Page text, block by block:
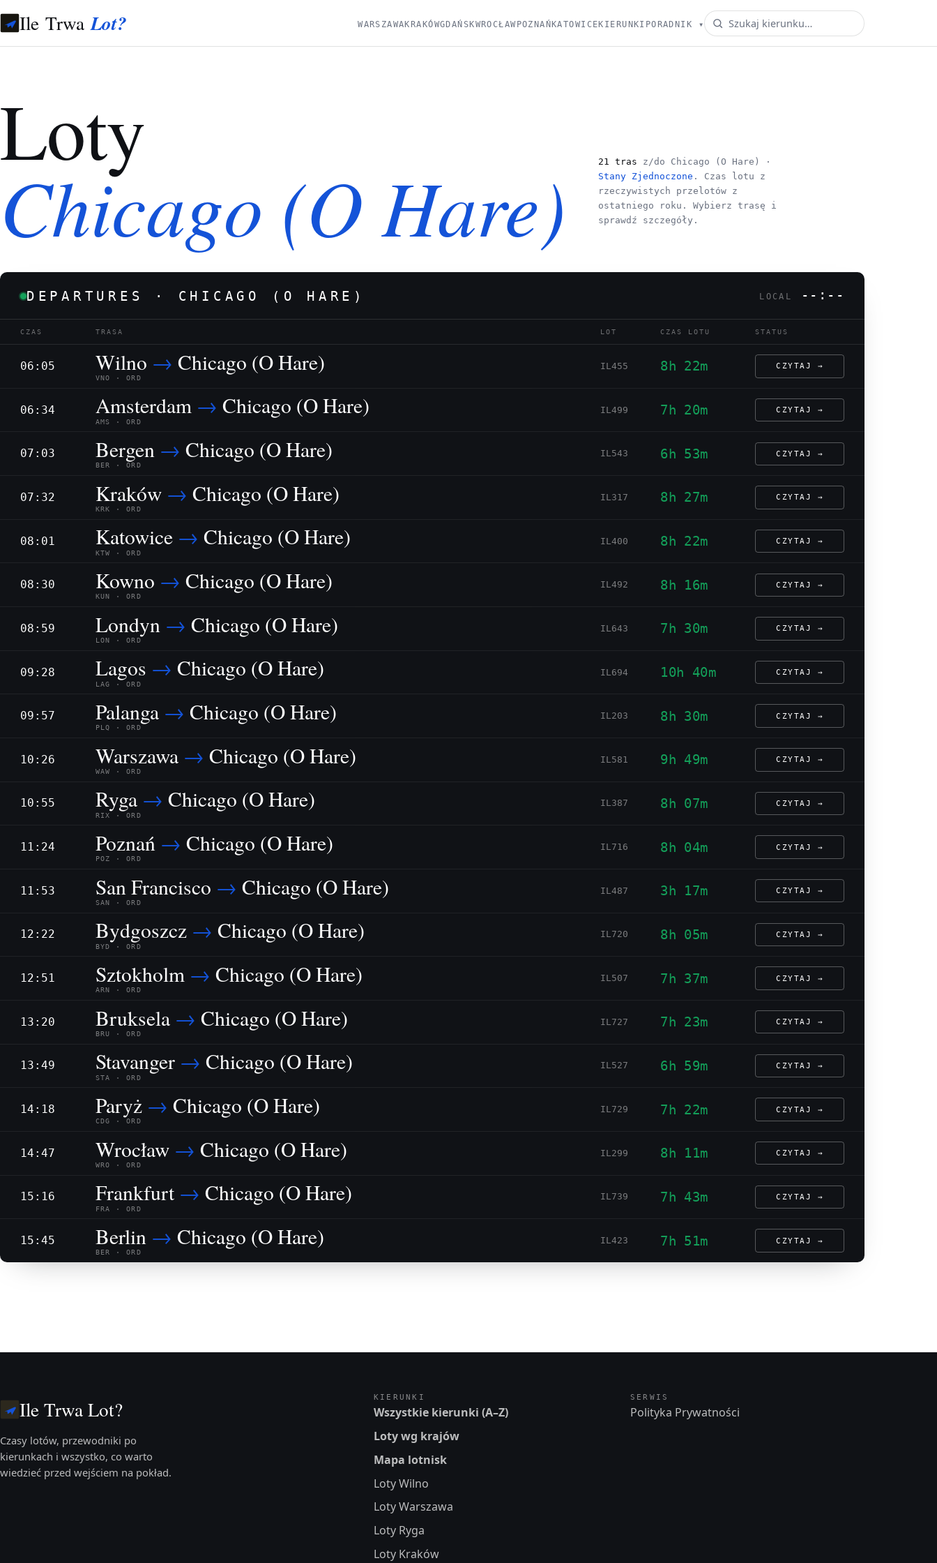
Ile TrwaLot? WARSZAWAKRAKÓWGDAŃSKWROCŁAW POZNAŃKATOWICEKIERUNKI PORADNIK ▾
Loty
Chicago (O Hare) 21 tras z/do Chicago (O Hare) ·
Stany Zjednoczone . Czas lotu z
rzeczywistych przelotów z
ostatniego roku. Wybierz trasę i
sprawdź szczegóły.
DEPARTURES · CHICAGO (O HARE) LOCAL --:--
CZAS TRASA LOT CZAS LOTU STATUS
06:05 Wilno → Chicago (O Hare)
VNO · ORD
IL455 8h 22m CZYTAJ →
06:34 Amsterdam → Chicago (O Hare)
AMS · ORD
IL499 7h 20m CZYTAJ →
07:03 Bergen → Chicago (O Hare)
BER · ORD
IL543 6h 53m CZYTAJ →
07:32 Kraków → Chicago (O Hare)
KRK · ORD
IL317 8h 27m CZYTAJ →
08:01 Katowice → Chicago (O Hare)
KTW · ORD
IL400 8h 22m CZYTAJ →
08:30 Kowno → Chicago (O Hare)
KUN · ORD
IL492 8h 16m CZYTAJ →
08:59 Londyn → Chicago (O Hare)
LON · ORD
IL643 7h 30m CZYTAJ →
09:28 Lagos → Chicago (O Hare)
LAG · ORD
IL694 10h 40m CZYTAJ →
09:57 Palanga → Chicago (O Hare)
PLQ · ORD
IL203 8h 30m CZYTAJ →
10:26 Warszawa → Chicago (O Hare)
WAW · ORD
IL581 9h 49m CZYTAJ →
10:55 Ryga → Chicago (O Hare)
RIX · ORD
IL387 8h 07m CZYTAJ →
11:24 Poznań → Chicago (O Hare)
POZ · ORD
IL716 8h 04m CZYTAJ →
11:53 San Francisco → Chicago (O Hare)
SAN · ORD
IL487 3h 17m CZYTAJ →
12:22 Bydgoszcz → Chicago (O Hare)
BYD · ORD
IL720 8h 05m CZYTAJ →
12:51 Sztokholm → Chicago (O Hare)
ARN · ORD
IL507 7h 37m CZYTAJ →
13:20 Bruksela → Chicago (O Hare)
BRU · ORD
IL727 7h 23m CZYTAJ →
13:49 Stavanger → Chicago (O Hare)
STA · ORD
IL527 6h 59m CZYTAJ →
14:18 Paryż → Chicago (O Hare)
CDG · ORD
IL729 7h 22m CZYTAJ →
14:47 Wrocław → Chicago (O Hare)
WRO · ORD
IL299 8h 11m CZYTAJ →
15:16 Frankfurt → Chicago (O Hare)
FRA · ORD
IL739 7h 43m CZYTAJ →
15:45 Berlin → Chicago (O Hare)
BER · ORD
IL423 7h 51m CZYTAJ →
Ile Trwa Lot?
Czasy lotów, przewodniki po
kierunkach i wszystko, co warto
wiedzieć przed wejściem na pokład.
KIERUNKI
Wszystkie kierunki (A–Z)
Loty wg krajów
Mapa lotnisk
Loty Wilno
Loty Warszawa
Loty Ryga
Loty Kraków
SERWIS
Polityka Prywatności